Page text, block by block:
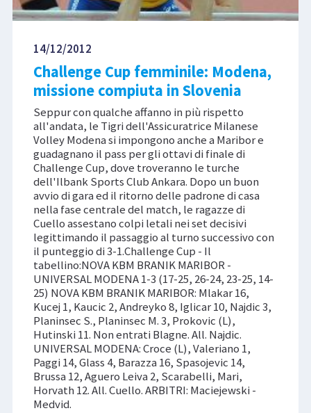
14/12/2012
Challenge Cup femminile: Modena,
missione compiuta in Slovenia
Seppur con qualche affanno in più rispetto
all'andata, le Tigri dell'Assicuratrice Milanese
Volley Modena si impongono anche a Maribor e
guadagnano il pass per gli ottavi di finale di
Challenge Cup, dove troveranno le turche
dell'Ilbank Sports Club Ankara. Dopo un buon
avvio di gara ed il ritorno delle padrone di casa
nella fase centrale del match, le ragazze di
Cuello assestano colpi letali nei set decisivi
legittimando il passaggio al turno successivo con
il punteggio di 3-1.Challenge Cup - Il
tabellino:NOVA KBM BRANIK MARIBOR -
UNIVERSAL MODENA 1-3 (17-25, 26-24, 23-25, 14-
25) NOVA KBM BRANIK MARIBOR: Mlakar 16,
Kucej 1, Kaucic 2, Andreyko 8, Iglicar 10, Najdic 3,
Planinsec S., Planinsec M. 3, Prokovic (L),
Hutinski 11. Non entrati Blagne. All. Najdic.
UNIVERSAL MODENA: Croce (L), Valeriano 1,
Paggi 14, Glass 4, Barazza 16, Spasojevic 14,
Brussa 12, Aguero Leiva 2, Scarabelli, Mari,
Horvath 12. All. Cuello. ARBITRI: Maciejewski -
Medvid.